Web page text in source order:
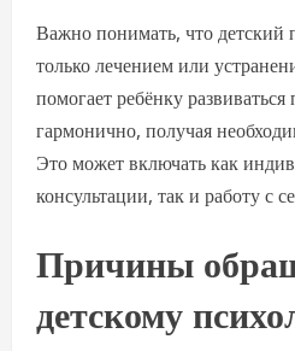
Важно понимать, что детский
только лечением или
помогает ребёнку
гармонично, получая
Это может включать как
консультации, так и работу с
Причины
детскому